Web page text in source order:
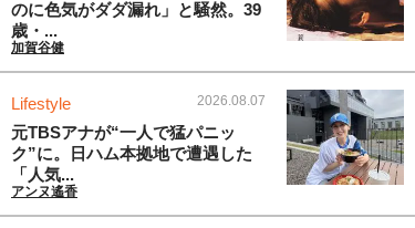
のに色気がダダ漏れ」と騒然。39
歳・...
加賀谷健
Lifestyle 2026.08.07
元TBSアナが“一人で猛パニッ
ク”に。日ハム本拠地で遭遇した
「人気...
アンヌ遙香